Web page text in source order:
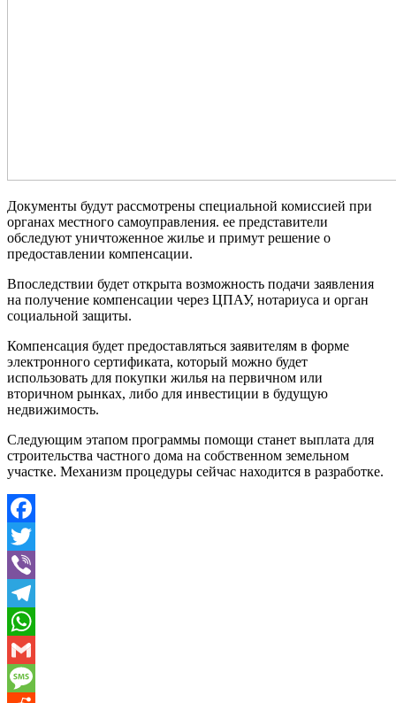
Документы будут рассмотрены специальной комиссией при
органах местного самоуправления. ее представители
обследуют уничтоженное жилье и примут решение о
предоставлении компенсации.
Впоследствии будет открыта возможность подачи заявления
на получение компенсации через ЦПАУ, нотариуса и орган
социальной защиты.
Компенсация будет предоставляться заявителям в форме
электронного сертификата, который можно будет
использовать для покупки жилья на первичном или
вторичном рынках, либо для инвестиции в будущую
недвижимость.
Следующим этапом программы помощи станет выплата для
строительства частного дома на собственном земельном
участке. Механизм процедуры сейчас находится в разработке.
Facebook
Twitter
Viber
Telegram
WhatsApp
Gmail